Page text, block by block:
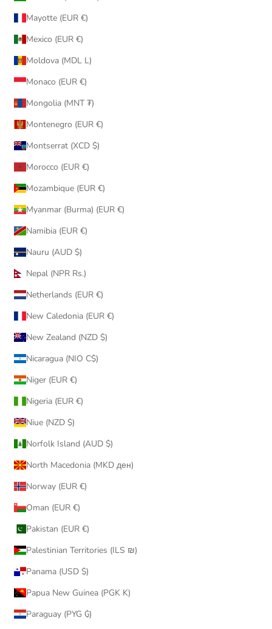
Mayotte (EUR €)
Mexico (EUR €)
Moldova (MDL L)
Monaco (EUR €)
Mongolia (MNT ₮)
Montenegro (EUR €)
Montserrat (XCD $)
Morocco (EUR €)
Mozambique (EUR €)
Myanmar (Burma) (EUR €)
Namibia (EUR €)
Nauru (AUD $)
Nepal (NPR Rs.)
Netherlands (EUR €)
New Caledonia (EUR €)
New Zealand (NZD $)
Nicaragua (NIO C$)
Niger (EUR €)
Nigeria (EUR €)
Niue (NZD $)
Norfolk Island (AUD $)
North Macedonia (MKD ден)
Norway (EUR €)
Oman (EUR €)
Pakistan (EUR €)
Palestinian Territories (ILS ₪)
Panama (USD $)
Papua New Guinea (PGK K)
Paraguay (PYG ₲)